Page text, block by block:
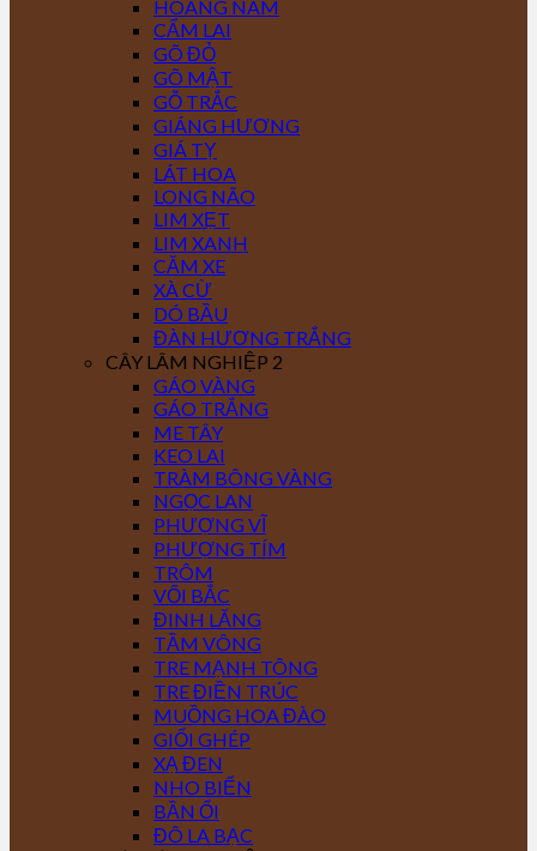
HOÀNG NAM
CẨM LAI
GÕ ĐỎ
GÕ MẬT
GỖ TRẮC
GIÁNG HƯƠNG
GIÁ TỴ
LÁT HOA
LONG NÃO
LIM XẸT
LIM XANH
CĂM XE
XÀ CỪ
DÓ BẦU
ĐÀN HƯƠNG TRẮNG
CÂY LÂM NGHIỆP 2
GÁO VÀNG
GÁO TRẮNG
ME TÂY
KEO LAI
TRÀM BÔNG VÀNG
NGỌC LAN
PHƯỢNG VĨ
PHƯỢNG TÍM
TRÔM
VỐI BẮC
ĐINH LĂNG
TẦM VÔNG
TRE MẠNH TÔNG
TRE ĐIỀN TRÚC
MUỒNG HOA ĐÀO
GIỔI GHÉP
XẠ ĐEN
NHO BIỂN
BẦN ỔI
ĐÔ LA BẠC